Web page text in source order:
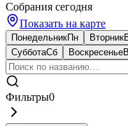
Собрания сегодня
Показать на карте
ПонедельникПн Вторник
СубботаСб Воскресенье
Фильтры0